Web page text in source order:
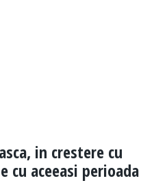
in crestere cu
cu aceeasi perioada